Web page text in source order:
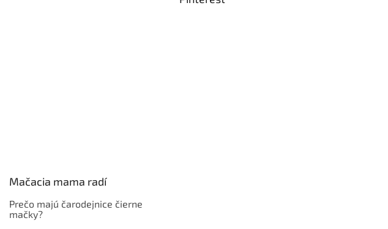
Mačacia mama radí
Prečo majú čarodejnice čierne
mačky?